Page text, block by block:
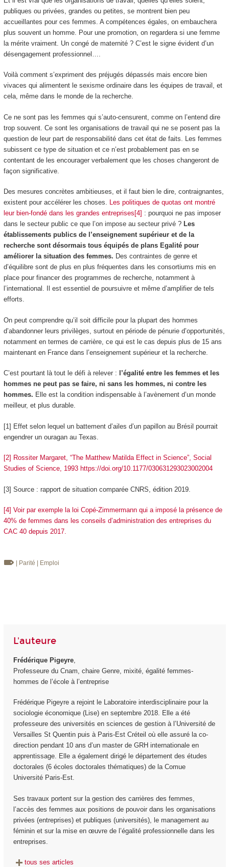
publiques ou privées, grandes ou petites, se montrent bien peu
accueillantes pour ces femmes. A compétences égales, on embauchera
plus souvent un homme. Pour une promotion, on regardera si une femme
la mérite vraiment. Un congé de maternité ? C’est le signe évident d’un
désengagement professionnel….
Voilà comment s’expriment des préjugés dépassés mais encore bien
vivaces qui alimentent le sexisme ordinaire dans les équipes de travail, et
cela, même dans le monde de la recherche.
Ce ne sont pas les femmes qui s’auto-censurent, comme on l’entend dire
trop souvent. Ce sont les organisations de travail qui ne se posent pas la
question de leur part de responsabilité dans cet état de faits. Les femmes
subissent ce type de situation et ce n’est probablement pas en se
contentant de les encourager verbalement que les choses changeront de
façon significative.
Des mesures concrètes ambitieuses, et il faut bien le dire, contraignantes,
existent pour accélérer les choses. Les politiques de quotas ont montré
leur bien-fondé dans les grandes entreprises[4] : pourquoi ne pas imposer
dans le secteur public ce que l’on impose au secteur privé ? Les
établissements publics de l’enseignement supérieur et de la
recherche sont désormais tous équipés de plans Egalité pour
améliorer la situation des femmes. Des contraintes de genre et
d’équilibre sont de plus en plus fréquentes dans les consortiums mis en
place pour financer des programmes de recherche, notamment à
l’international. Il est essentiel de poursuivre et même d’amplifier de tels
efforts.
On peut comprendre qu’il soit difficile pour la plupart des hommes
d’abandonner leurs privilèges, surtout en période de pénurie d’opportunités,
notamment en termes de carrière, ce qui est le cas depuis plus de 15 ans
maintenant en France dans l’enseignement supérieur et la recherche.
C’est pourtant là tout le défi à relever :
l’égalité entre les femmes et les
hommes ne peut pas se faire, ni sans les hommes, ni contre les
hommes. Elle est la condition indispensable à l’avènement d’un monde
meilleur, et plus durable.
[1] Effet selon lequel un battement d’ailes d’un papillon au Brésil pourrait
engendrer un ouragan au Texas.
[2] Rossiter Margaret, “The Matthew Matilda Effect in Science”, Social
Studies of Science, 1993 https://doi.org/10.1177/030631293023002004
[3] Source : rapport de situation comparée CNRS, édition 2019.
[4] Voir par exemple la loi Copé-Zimmermann qui a imposé la présence de
40% de femmes dans les conseils d’administration des entreprises du
CAC 40 depuis 2017.
| Parité | Emploi
L'auteure
Frédérique Pigeyre,
Professeure du Cnam, chaire Genre, mixité, égalité femmes-
hommes de l’école à l’entreprise
Frédérique Pigeyre a rejoint le Laboratoire interdisciplinaire pour la
sociologie économique (Lise) en septembre 2018. Elle a été
professeure des universités en sciences de gestion à l’Université de
Versailles St Quentin puis à Paris-Est Créteil où elle assuré la co-
direction pendant 10 ans d’un master de GRH internationale en
apprentissage. Elle a également dirigé le département des études
doctorales (6 écoles doctorales thématiques) de la Comue
Université Paris-Est.
Ses travaux portent sur la gestion des carrières des femmes,
l’accès des femmes aux positions de pouvoir dans les organisations
privées (entreprises) et publiques (universités), le management au
féminin et sur la mise en œuvre de l’égalité professionnelle dans les
entreprises.
tous ses articles